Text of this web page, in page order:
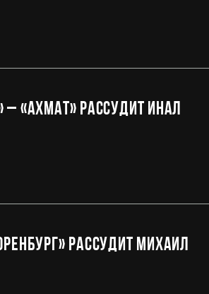
– «Ахмат» рассудит Инал
рассудит Михаил